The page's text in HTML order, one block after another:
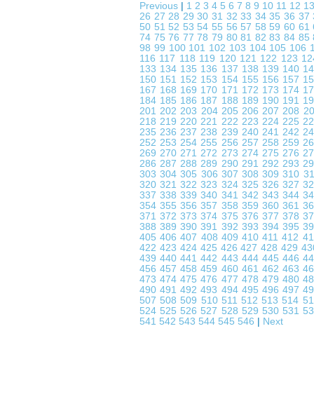
Previous 1 2 3 4 5 6 7 8 9 10 11 12
26 2728 293031 3233 343536 37
50 51 52 53 54 55 56 57 58 5960 61
74 7576 777879 8081 828384 85
98 99 100 101 102 103 104 105 106
116 117 118 119 120 121 122 123
133 134 135 136 137 138 139 140
150 151 152 153 154 155 156 157
167 168 169 170 171 172 173 174
184 185 186 187 188 189 190 191
201202203 204 205 206207208
218219220221 222 223 224 225
235236237238 239 240 241 242
252253254255 256 257 258 259
269270271272 273 274 275 276
286287288289 290 291 292 293
303304305 306 307 308309310
320321322323 324 325 326 327
337338339340 341 342 343 344
354355356357 358 359 360 361
371372373374 375 376 377 378
388389390391 392 393 394 395
405406407 408 409 410411412
422 423 424 425 426427428429
439440441442 443 444 445 446
456457458459 460 461 462 463
473474475476 477 478 479 480
490491492493 494 495 496 497
507 508 509 510 511 512 513 514
524 525 526 527 528 529 530 531
541 542 543 544 545 546 Next